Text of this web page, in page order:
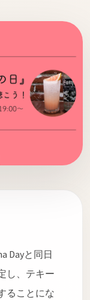
Dayと同日
し、テキー
ることにな